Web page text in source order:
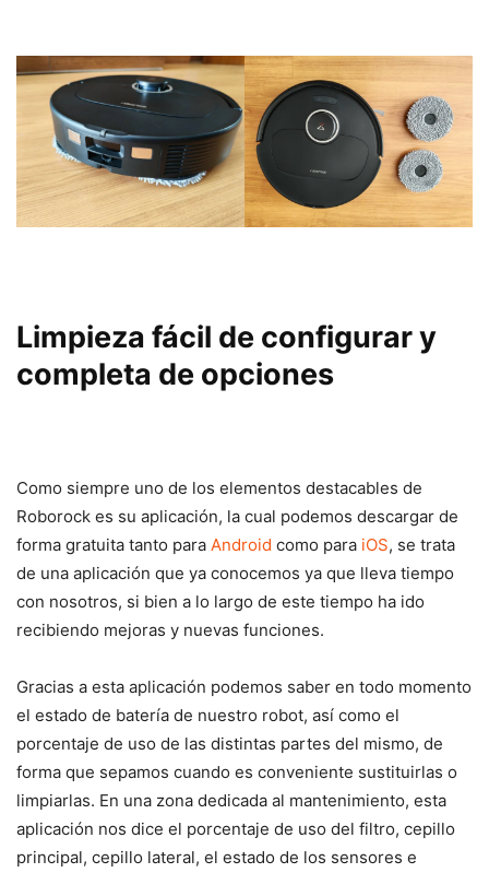
Limpieza fácil de configurar y
completa de opciones
Como siempre uno de los elementos destacables de
Roborock es su aplicación, la cual podemos descargar de
forma gratuita tanto para Android como para iOS, se trata
de una aplicación que ya conocemos ya que lleva tiempo
con nosotros, si bien a lo largo de este tiempo ha ido
recibiendo mejoras y nuevas funciones.
Gracias a esta aplicación podemos saber en todo momento
el estado de batería de nuestro robot, así como el
porcentaje de uso de las distintas partes del mismo, de
forma que sepamos cuando es conveniente sustituirlas o
limpiarlas. En una zona dedicada al mantenimiento, esta
aplicación nos dice el porcentaje de uso del filtro, cepillo
principal, cepillo lateral, el estado de los sensores e